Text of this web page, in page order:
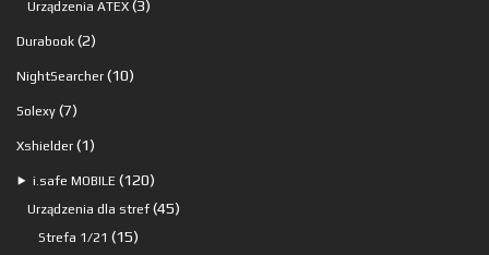
produkty
Urządzenia ATEX 33
Durabook 22
produkty
NightSearcher 1010
Solexy 77
produktów
Xshielder 11
produkt
⯈ i.safe MOBILE 120120
produktów
Urządzenia dla stref 4545
Strefa 1/21 1515